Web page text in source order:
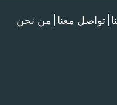
تواصل معنا من نحن